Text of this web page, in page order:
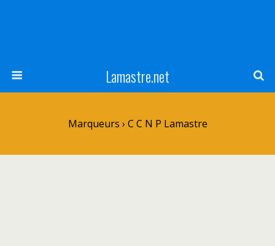
Lamastre.net
Marqueurs › C C N P Lamastre